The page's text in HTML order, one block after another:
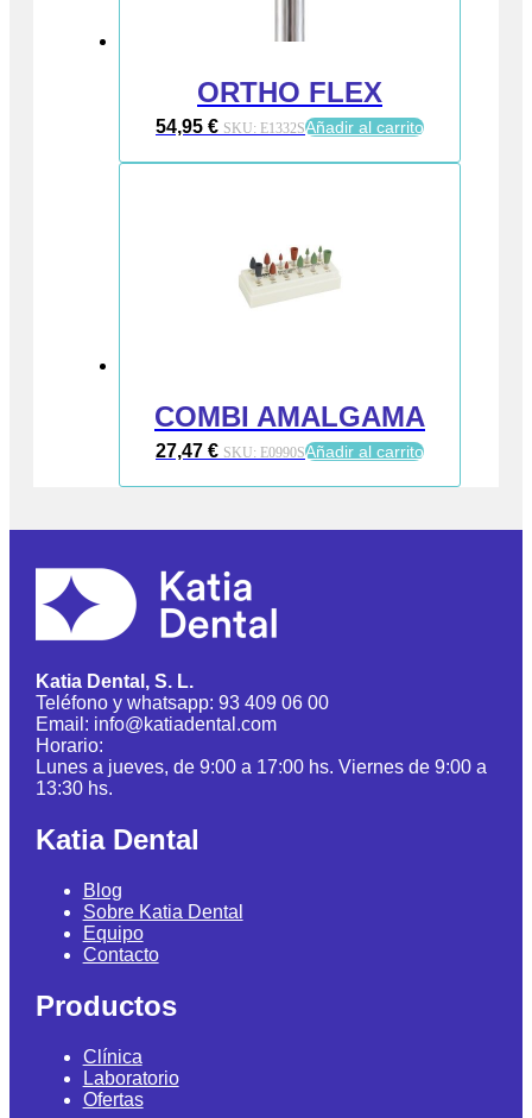
ORTHO FLEX
54,95 € SKU: E1332SAñadir al carrito
COMBI AMALGAMA
27,47 € SKU: E0990SAñadir al carrito
Katia Dental, S. L.
Teléfono y whatsapp: 93 409 06 00
Email: info@katiadental.com
Horario:
Lunes a jueves, de 9:00 a 17:00 hs. Viernes de 9:00 a
13:30 hs.
Katia Dental
Blog
Sobre Katia Dental
Equipo
Contacto
Productos
Clínica
Laboratorio
Ofertas